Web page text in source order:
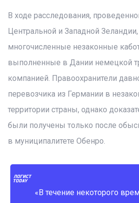
В ходе расследования,
Центральной и Западной
многочисленные незаконные
выполненные в Дании немецкой
компанией. Правоохранители
перевозчика из Германии в
территории страны, однако
были получены только после
в муниципалитете Обенро.
«В течение некоторого